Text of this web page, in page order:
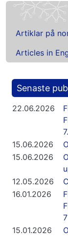
Artiklar på
Articles in
Senaste
22.06.2026
15.06.2026
15.06.2026
12.05.2026
16.01.2026
7
15.01.2026